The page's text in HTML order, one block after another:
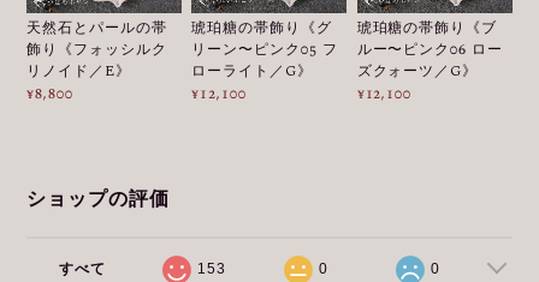
天然石とパールの帯
飾り《フォッシルク
リノイド／E》
¥8,800
琥珀糖の帯飾り《グ
リーン〜ピンク05 フ
ローライト／G》
¥12,100
琥珀糖の帯飾り《ブ
ルー〜ピンク06 ロー
ズクォーツ／G》
¥12,100
ショップの評価
すべて 153 0 0